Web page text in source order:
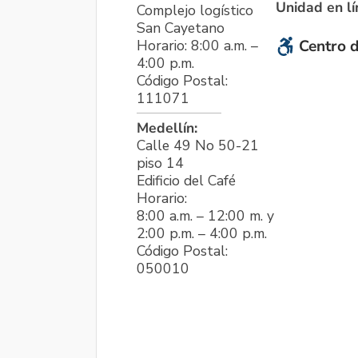
Complejo logístico
San Cayetano
Horario: 8:00 a.m. –
4:00 p.m.
Código Postal:
111071
Medellín:
Calle 49 No 50-21
piso 14
Edificio del Café
Horario:
8:00 a.m. – 12:00 m. y
2:00 p.m. – 4:00 p.m.
Código Postal:
050010
Unidad en
Centro